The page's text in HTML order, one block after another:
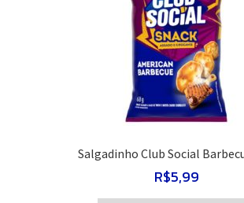
Salgadinho Club Social
R$5,99